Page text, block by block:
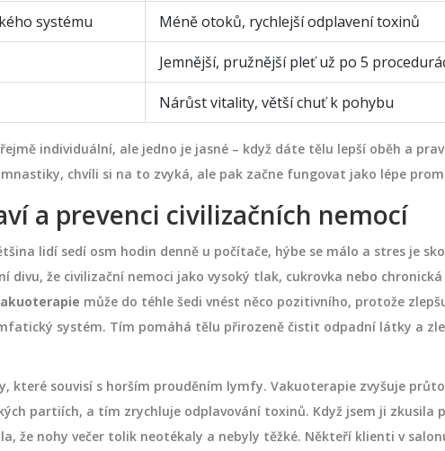
systému Méně otoků, rychlejší odplavení toxinů
Jemnější, pružnější pleť už po 5
Nárůst vitality, větší chuť k pohybu
individuální, ale jedno je jasné – když dáte tělu lepší oběh a
chvíli si na to zvyká, ale pak začne fungovat jako lépe
a prevenci civilizačních nemocí
lidí sedí osm hodin denně u počítače, hýbe se málo a stres je
divu, že civilizační nemoci jako vysoký tlak, cukrovka nebo
může do téhle šedi vnést něco pozitivního, protože
systém. Tím pomáhá tělu přirozeně čistit odpadní látky a
které souvisí s horším prouděním lymfy. Vakuoterapie zvyšuje
partiích, a tím zrychluje odplavování toxinů. Když jsem ji zkusila
že nohy večer tolik neotékaly a nebyly těžké. Někteří klienti v